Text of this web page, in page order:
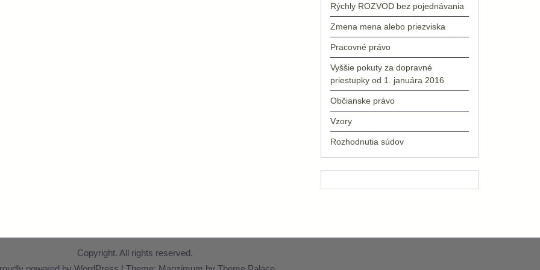
Rýchly ROZVOD bez pojednávania
Zmena mena alebo priezviska
Pracovné právo
Vyššie pokuty za dopravné
priestupky od 1. januára 2016
Občianske právo
Vzory
Rozhodnutia súdov
Copyright. All rights reserved.